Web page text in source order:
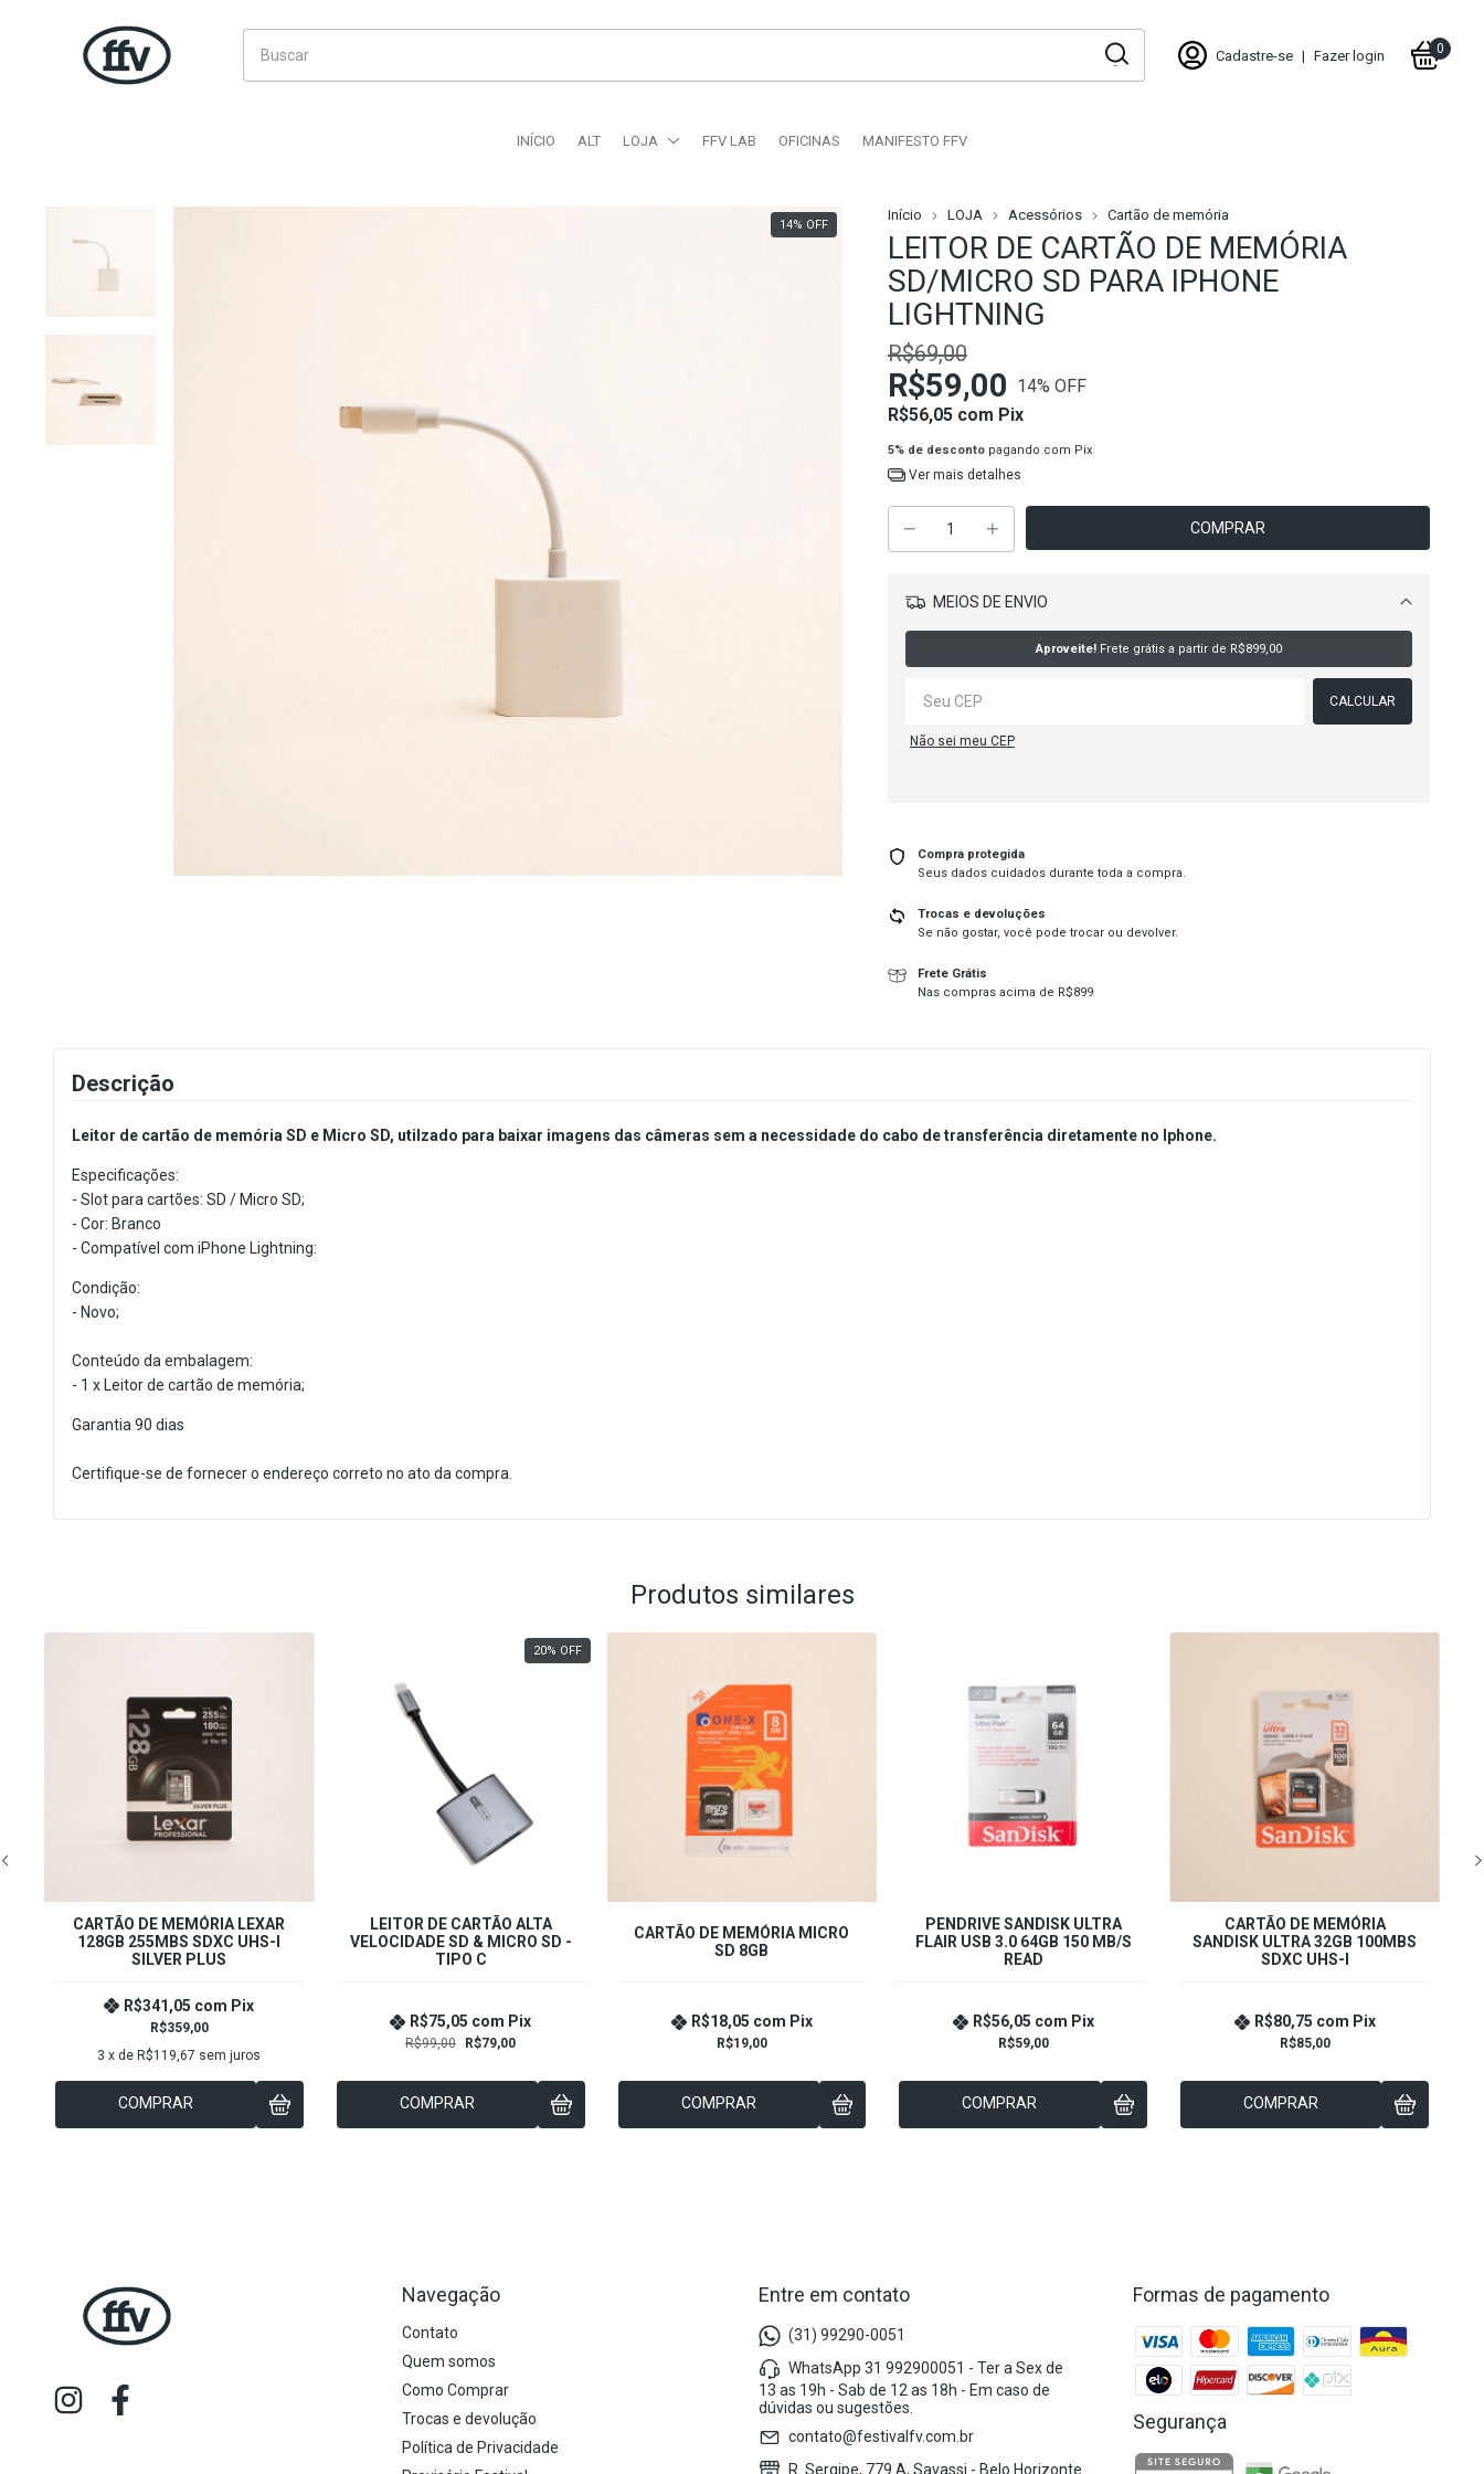
Cadastre-se | Fazer login 0
INÍCIO ALT LOJA FFV LAB OFICINAS MANIFESTO FFV
14% OFF
Início LOJA Acessórios Cartão de memória
LEITOR DE CARTÃO DE MEMÓRIA
SD/MICRO SD PARA IPHONE
LIGHTNING
R$69,00
R$59,00 14% OFF
R$56,05 com Pix
5% de descontopagando com Pix
Ver mais detalhes
MEIOS DE ENVIO
Aproveite!Frete grátis a partir de R$899,00
CALCULAR
Não sei meu CEP
Compra protegida
Seus dados cuidados durante toda a compra.
Trocas e devoluções
Se não gostar, você pode trocar ou devolver.
Frete Grátis
Nas compras acima de R$899
Descrição
Leitor de cartão de memória SD e Micro SD, utilzado para baixar imagens das câmeras sem a necessidade do cabo de transferência diretamente no Iphone.
Especificações:
- Slot para cartões: SD / Micro SD;
- Cor: Branco
- Compatível com iPhone Lightning:
Condição:
- Novo;
Conteúdo da embalagem:
- 1 x Leitor de cartão de memória;
Garantia 90 dias
Certifique-se de fornecer o endereço correto no ato da compra.
Produtos similares
CARTÃO DE MEMÓRIA LEXAR
128GB 255MBS SDXC UHS-I
SILVER PLUS
R$359,00
R$341,05 com Pix
3 x de R$119,67 sem juros
COMPRAR
20% OFF
LEITOR DE CARTÃO ALTA
VELOCIDADE SD & MICRO SD -
TIPO C
R$99,00 R$79,00
R$75,05 com Pix
COMPRAR
CARTÃO DE MEMÓRIA MICRO
SD 8GB
R$19,00
R$18,05 com Pix
COMPRAR
PENDRIVE SANDISK ULTRA
FLAIR USB 3.0 64GB 150 MB/S
READ
R$59,00
R$56,05 com Pix
COMPRAR
CARTÃO DE MEMÓRIA
SANDISK ULTRA 32GB 100MBS
SDXC UHS-I
R$85,00
R$80,75 com Pix
COMPRAR
Navegação
Contato
Quem somos
Como Comprar
Trocas e devolução
Política de Privacidade
Entre em contato
(31) 99290-0051
WhatsApp 31 992900051 - Ter a Sex de
13 as 19h - Sab de 12 as 18h - Em caso de
dúvidas ou sugestões.
contato@festivalfv.com.br
R. Sergipe, 779 A, Savassi - Belo Horizonte
Formas de pagamento
Segurança